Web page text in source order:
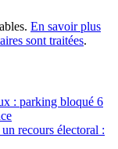
En savoir plus
sont traitées.
: parking bloqué 6
recours électoral :